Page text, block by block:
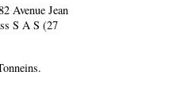
Avenue Jean
S A S (27
.